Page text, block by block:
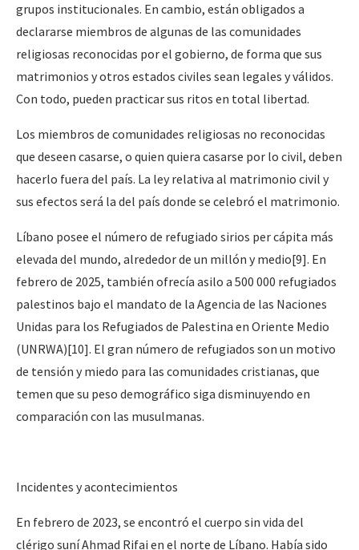
grupos institucionales. En cambio, están obligados a
declararse miembros de algunas de las comunidades
religiosas reconocidas por el gobierno, de forma que sus
matrimonios y otros estados civiles sean legales y válidos.
Con todo, pueden practicar sus ritos en total libertad.
Los miembros de comunidades religiosas no reconocidas
que deseen casarse, o quien quiera casarse por lo civil, deben
hacerlo fuera del país. La ley relativa al matrimonio civil y
sus efectos será la del país donde se celebró el matrimonio.
Líbano posee el número de refugiado sirios per cápita más
elevada del mundo, alrededor de un millón y medio[9]. En
febrero de 2025, también ofrecía asilo a 500 000 refugiados
palestinos bajo el mandato de la Agencia de las Naciones
Unidas para los Refugiados de Palestina en Oriente Medio
(UNRWA)[10]. El gran número de refugiados son un motivo
de tensión y miedo para las comunidades cristianas, que
temen que su peso demográfico siga disminuyendo en
comparación con las musulmanas.
Incidentes y acontecimientos
En febrero de 2023, se encontró el cuerpo sin vida del
clérigo suní Ahmad Rifai en el norte de Líbano. Había sido